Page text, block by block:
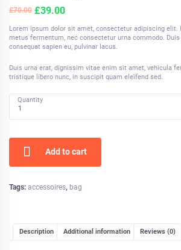
£70.00 Original
price
was:
£70.00.
£39.00Current
price
is:
£39.00.
Lorem ipsum dolor sit amet, consectetur adipiscing elit.
metus fermentum, nec consectetur urna commodo. Duis
consequat sapien eu, pulvinar lacus.
Duis urna erat, dignissim vitae enim sit amet, vehicula
tristique libero nunc, in suscipit quam eleifend sed.
Quantity
Add to cart
Tags: accessoires, bag
Description Additional information Reviews (0)